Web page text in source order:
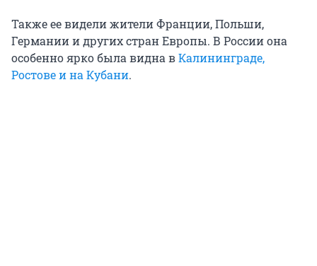
Также ее видели жители Франции, Польши,
Германии и других стран Европы. В России она
особенно ярко была видна вКалининграде,
Ростове и на Кубани.